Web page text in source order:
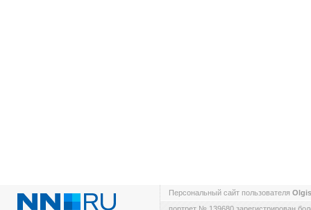
Персональный сайт пользователя